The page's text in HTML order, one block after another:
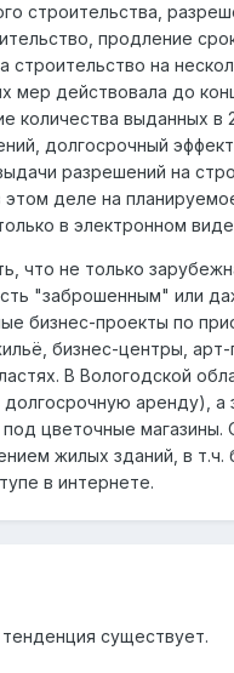
строительства,
продление
на
мер действовала до
количества выданных в
долгосрочный
разрешений на
деле на
в электронном
что не только
"заброшенным" или
бизнес-проекты по
бизнес-центры, арт-
В Вологодской
аренду), а
цветочные
жилых зданий, в
в интернете.
существует.